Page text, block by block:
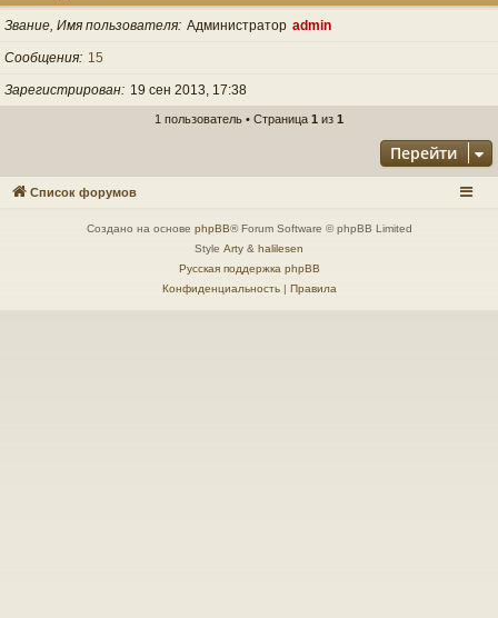
Звание, Имя пользователя Администратор admin
Сообщения 15
Зарегистрирован 19 сен 2013, 17:38
1 пользователь • Страница 1 из 1
Перейти
Список форумов
Создано на основе phpBB® Forum Software © phpBB Limited
Style Arty & halilesen
Русская поддержка phpBB
Конфиденциальность| Правила